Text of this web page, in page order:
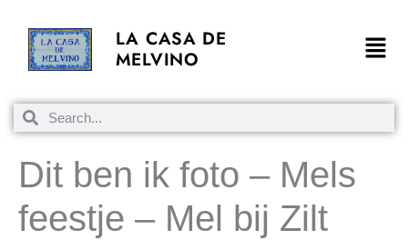
LA CASA DE
MELVINO
Dit ben ik foto – Mels
feestje – Mel bij Zilt